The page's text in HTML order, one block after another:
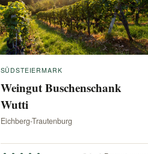
SÜDSTEIERMARK
Weingut Buschenschank
Wutti
Eichberg-Trautenburg